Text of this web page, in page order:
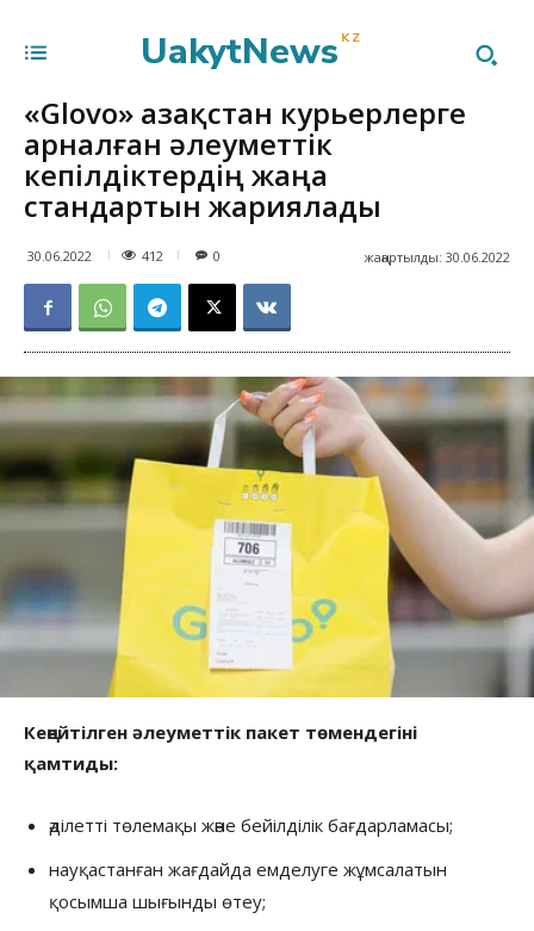
UakytNews KZ
«Glovo» Қазақстан курьерлерге
арналған әлеуметтік
кепілдіктердің жаңа
стандартын жариялады
30.06.2022 412 жаңартылды: 30.06.2022
0
Кеңейтілген әлеуметтік пакет төмендегіні
қамтиды:
әділетті төлемақы және бейілділік бағдарламасы;
науқастанған жағдайда емделуге жұмсалатын
қосымша шығынды өтеу;